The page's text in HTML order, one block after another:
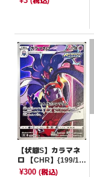
【状態S】カラマネ
ロ 【CHR】{199/18
4}[S8b]
¥300 (税込)